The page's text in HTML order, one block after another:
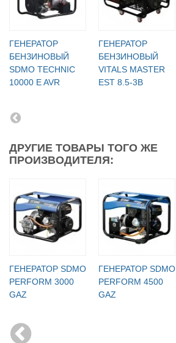
ГЕНЕРАТОР
БЕНЗИНОВЫЙ
SDMO TECHNIC
10000 E AVR
ГЕНЕРАТОР
БЕНЗИНОВЫЙ
VITALS MASTER
EST 8.5-3B
ДРУГИЕ ТОВАРЫ ТОГО ЖЕ
ПРОИЗВОДИТЕЛЯ:
ГЕНЕРАТОР SDMO
PERFORM 3000
GAZ
ГЕНЕРАТОР SDMO
PERFORM 4500
GAZ